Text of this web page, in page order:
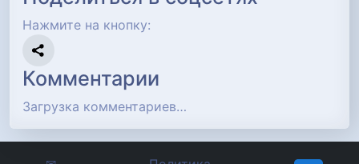
Нажмите на кнопку:
Комментарии
Загрузка комментариев…